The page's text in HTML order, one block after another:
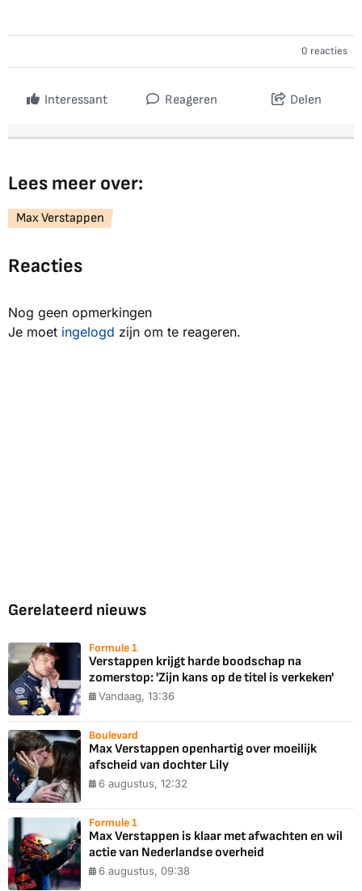
0 reacties
Interessant Reageren Delen
Lees meer over:
Max Verstappen
Reacties
Nog geen opmerkingen
Je moet ingelogd zijn om te reageren.
Gerelateerd nieuws
Formule 1
Verstappen krijgt harde boodschap na
zomerstop: 'Zijn kans op de titel is verkeken'
Vandaag, 13:36
Boulevard
Max Verstappen openhartig over moeilijk
afscheid van dochter Lily
6 augustus, 12:32
Formule 1
Max Verstappen is klaar met afwachten en wil
actie van Nederlandse overheid
6 augustus, 09:38